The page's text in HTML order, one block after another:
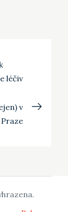
léčiv
v
Praze